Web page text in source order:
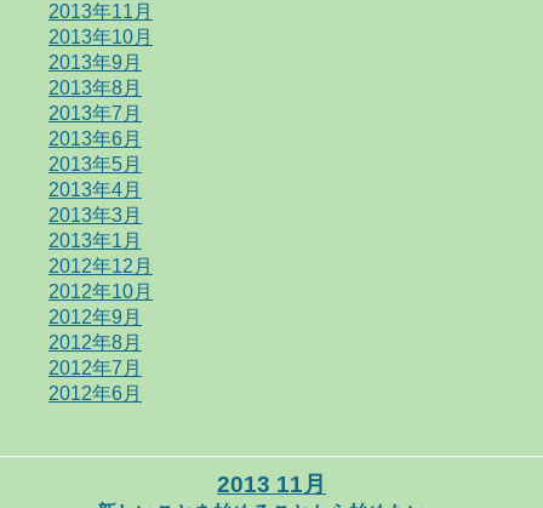
2013年11月
2013年10月
2013年9月
2013年8月
2013年7月
2013年6月
2013年5月
2013年4月
2013年3月
2013年1月
2012年12月
2012年10月
2012年9月
2012年8月
2012年7月
2012年6月
2013 11月